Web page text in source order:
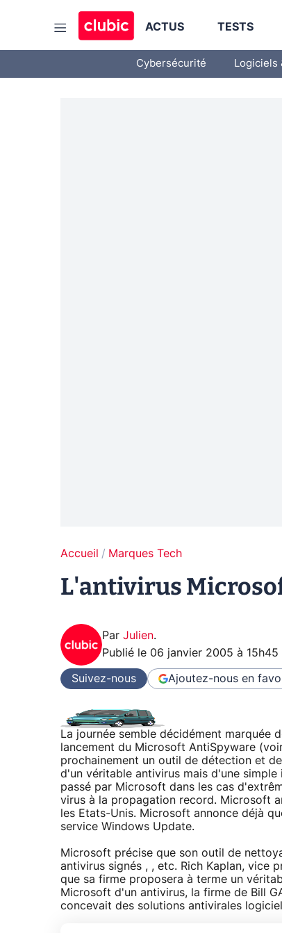
ACTUS TESTS
Cybersécurité Logiciels
Accueil Marques Tech
L'antivirus
Par Julien.
Publié le 06 janvier 2005 à 15h45
Suivez-nous Ajoutez-nous en
La journée semble décidément marquée
lancement du Microsoft AntiSpyware
prochainement un outil de détection et
d'un véritable antivirus mais d'une
passé par Microsoft dans les cas
virus à la propagation record. Microsoft
les Etats-Unis. Microsoft annonce déjà
service Windows Update.
Microsoft précise que son outil de
antivirus signés , , etc. Rich Kaplan, vice
que sa firme proposera à terme un
Microsoft d'un antivirus, la firme de Bill
concevait des solutions antivirales